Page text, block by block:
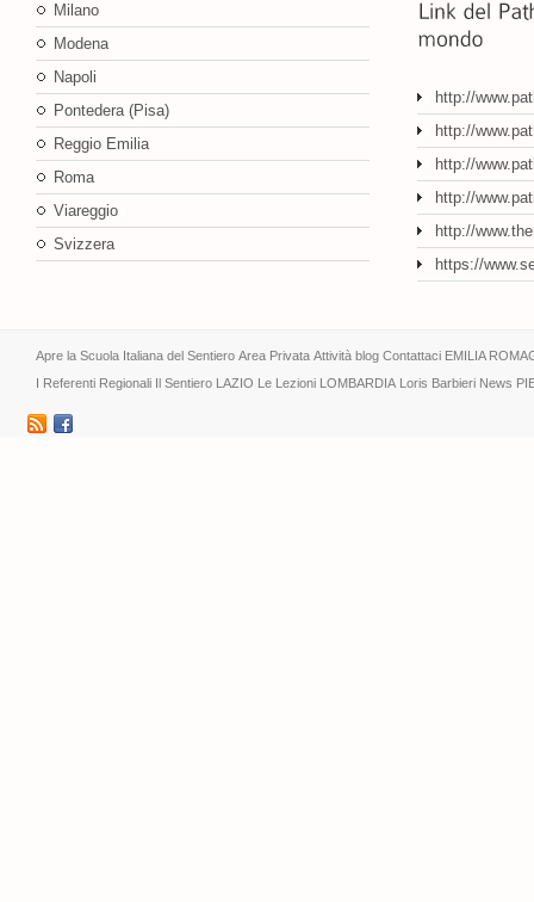
Milano
Modena
Napoli
Pontedera (Pisa)
Reggio Emilia
Roma
Viareggio
Svizzera
http://
http://
http://
http://
http://
https://
Apre la Scuola Italiana del Sentiero Area Privata Attività blog Contattaci EMILIA
I Referenti Regionali Il Sentiero LAZIO Le Lezioni LOMBARDIA Loris Barbieri News